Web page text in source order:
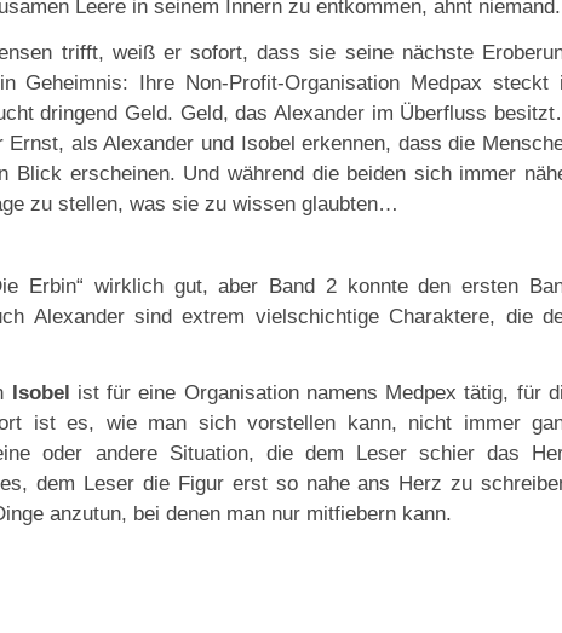
Leere in seinem Innern zu entkommen, ahnt niemand.
trifft, weiß er sofort, dass sie seine nächste
Geheimnis: Ihre Non-Profit-Organisation Medpax steckt
dringend Geld. Geld, das Alexander im Überfluss
als Alexander und Isobel erkennen, dass die
erscheinen. Und während die beiden sich immer
zu stellen, was sie zu wissen glaubten…
Erbin“ wirklich gut, aber Band 2 konnte den ersten
Alexander sind extrem vielschichtige Charaktere, die
Isobel ist für eine Organisation namens Medpex tätig, für
ist es, wie man sich vorstellen kann, nicht immer
oder andere Situation, die dem Leser schier das
dem Leser die Figur erst so nahe ans Herz zu
anzutun, bei denen man nur mitfiebern kann.